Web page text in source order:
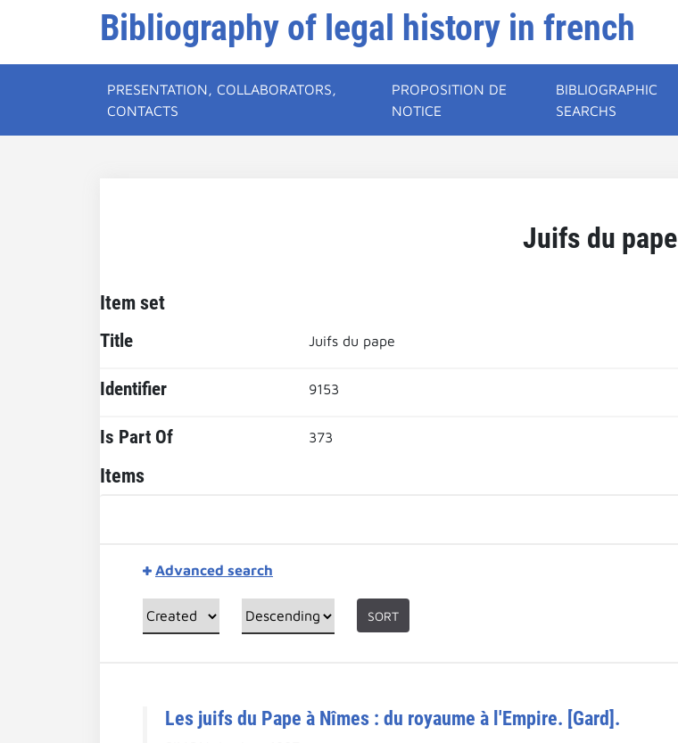
Bibliography of legal history in french
PRESENTATION, COLLABORATORS,
CONTACTS
PROPOSITION DE
NOTICE
BIBLIOGRAPHIC
SEARCHS
Juifs du pape
Item set
Title Juifs du pape
Identifier 9153
Is Part Of 373
Items
Advanced search
SORT
Les juifs du Pape à Nîmes : du royaume à l'Empire. [Gard].